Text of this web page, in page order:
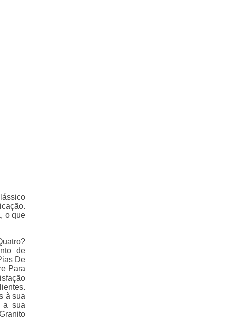
o que
de
De
Para
à sua
a sua